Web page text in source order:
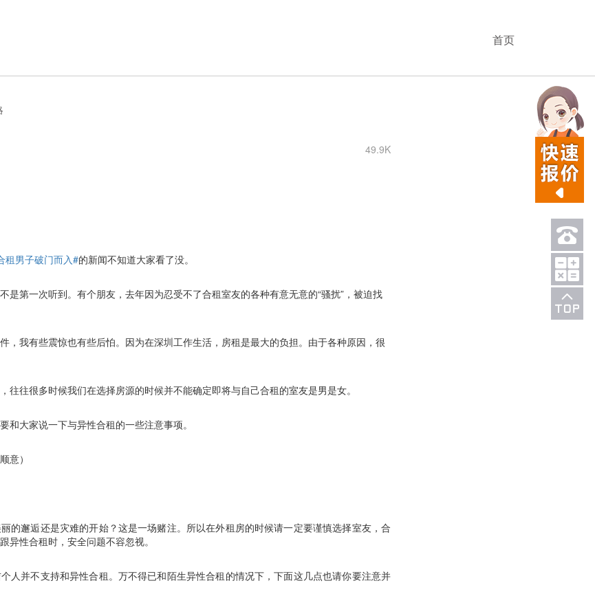
首页
49.9K
租男子破门而入#的新闻不知道大家看了没。
是第一次听到。有个朋友，去年因为忍受不了合租室友的各种有意无意的“骚扰”，被迫找
，我有些震惊也有些后怕。因为在深圳工作生活，房租是最大的负担。由于各种原因，很
往往很多时候我们在选择房源的时候并不能确定即将与自己合租的室友是男是女。
和大家说一下与异性合租的一些注意事项。
意）
的邂逅还是灾难的开始？这是一场赌注。所以在外租房的时候请一定要谨慎选择室友，合
异性合租时，安全问题不容忽视。
人并不支持和异性合租。万不得已和陌生异性合租的情况下，下面这几点也请你要注意并